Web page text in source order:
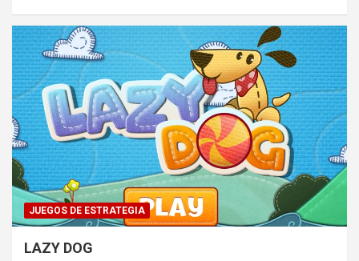
JUEGOS DE ESTRATEGIA
LAZY DOG